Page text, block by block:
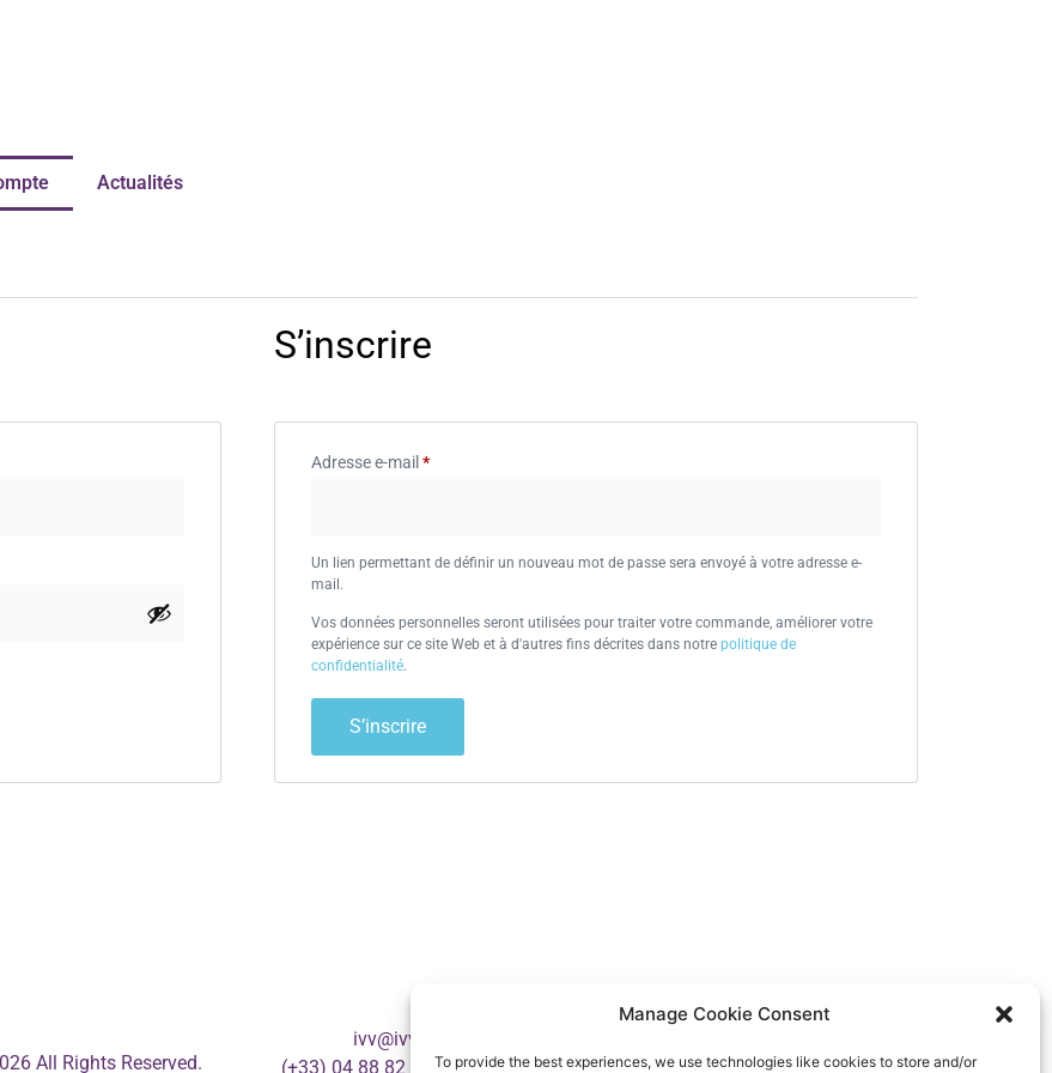
Manage Cookie Consent
To provide the best experiences, we use technologies like cookies to store and/or
Actualités
S’inscrire
Adresse e-mail*
Un lien permettant de définir un nouveau mot de passe sera envoyé à votre adresse e-
mail.
Vos données personnelles seront utilisées pour traiter votre commande, améliorer votre
expérience sur ce site Web et à d'autres fins décrites dans notrepolitique de
confidentialité.
S’inscrire
All Rights Reserved.
ivv@ivv.autos
(+33) 04 88 82 81 57 (Francia)
Terms and Conditions